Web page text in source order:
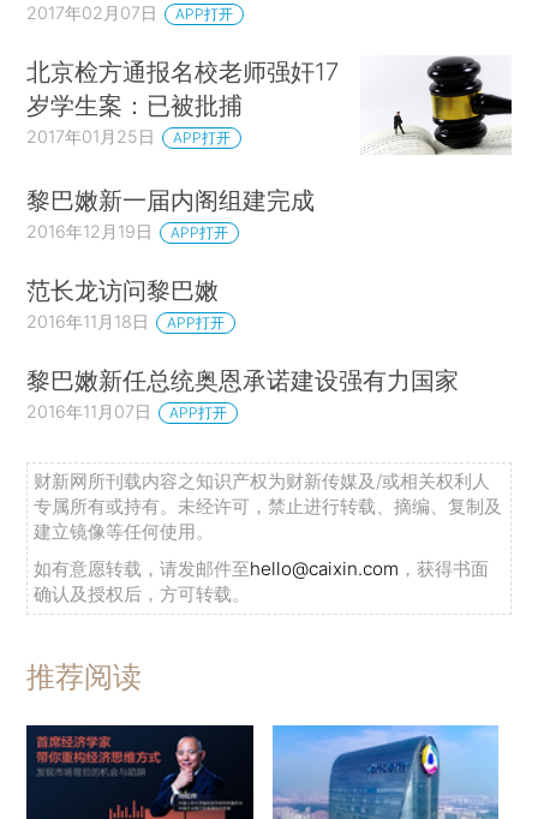
2017年02月07日 APP打开
北京检方通报名校老师强奸17
岁学生案：已被批捕
2017年01月25日 APP打开
黎巴嫩新一届内阁组建完成
2016年12月19日 APP打开
范长龙访问黎巴嫩
2016年11月18日 APP打开
黎巴嫩新任总统奥恩承诺建设强有力国家
2016年11月07日 APP打开
财新网所刊载内容之知识产权为财新传媒及/或相关权利人
专属所有或持有。未经许可，禁止进行转载、摘编、复制及
建立镜像等任何使用。
如有意愿转载，请发邮件至hello@caixin.com ，获得书面
确认及授权后，方可转载。
推荐阅读